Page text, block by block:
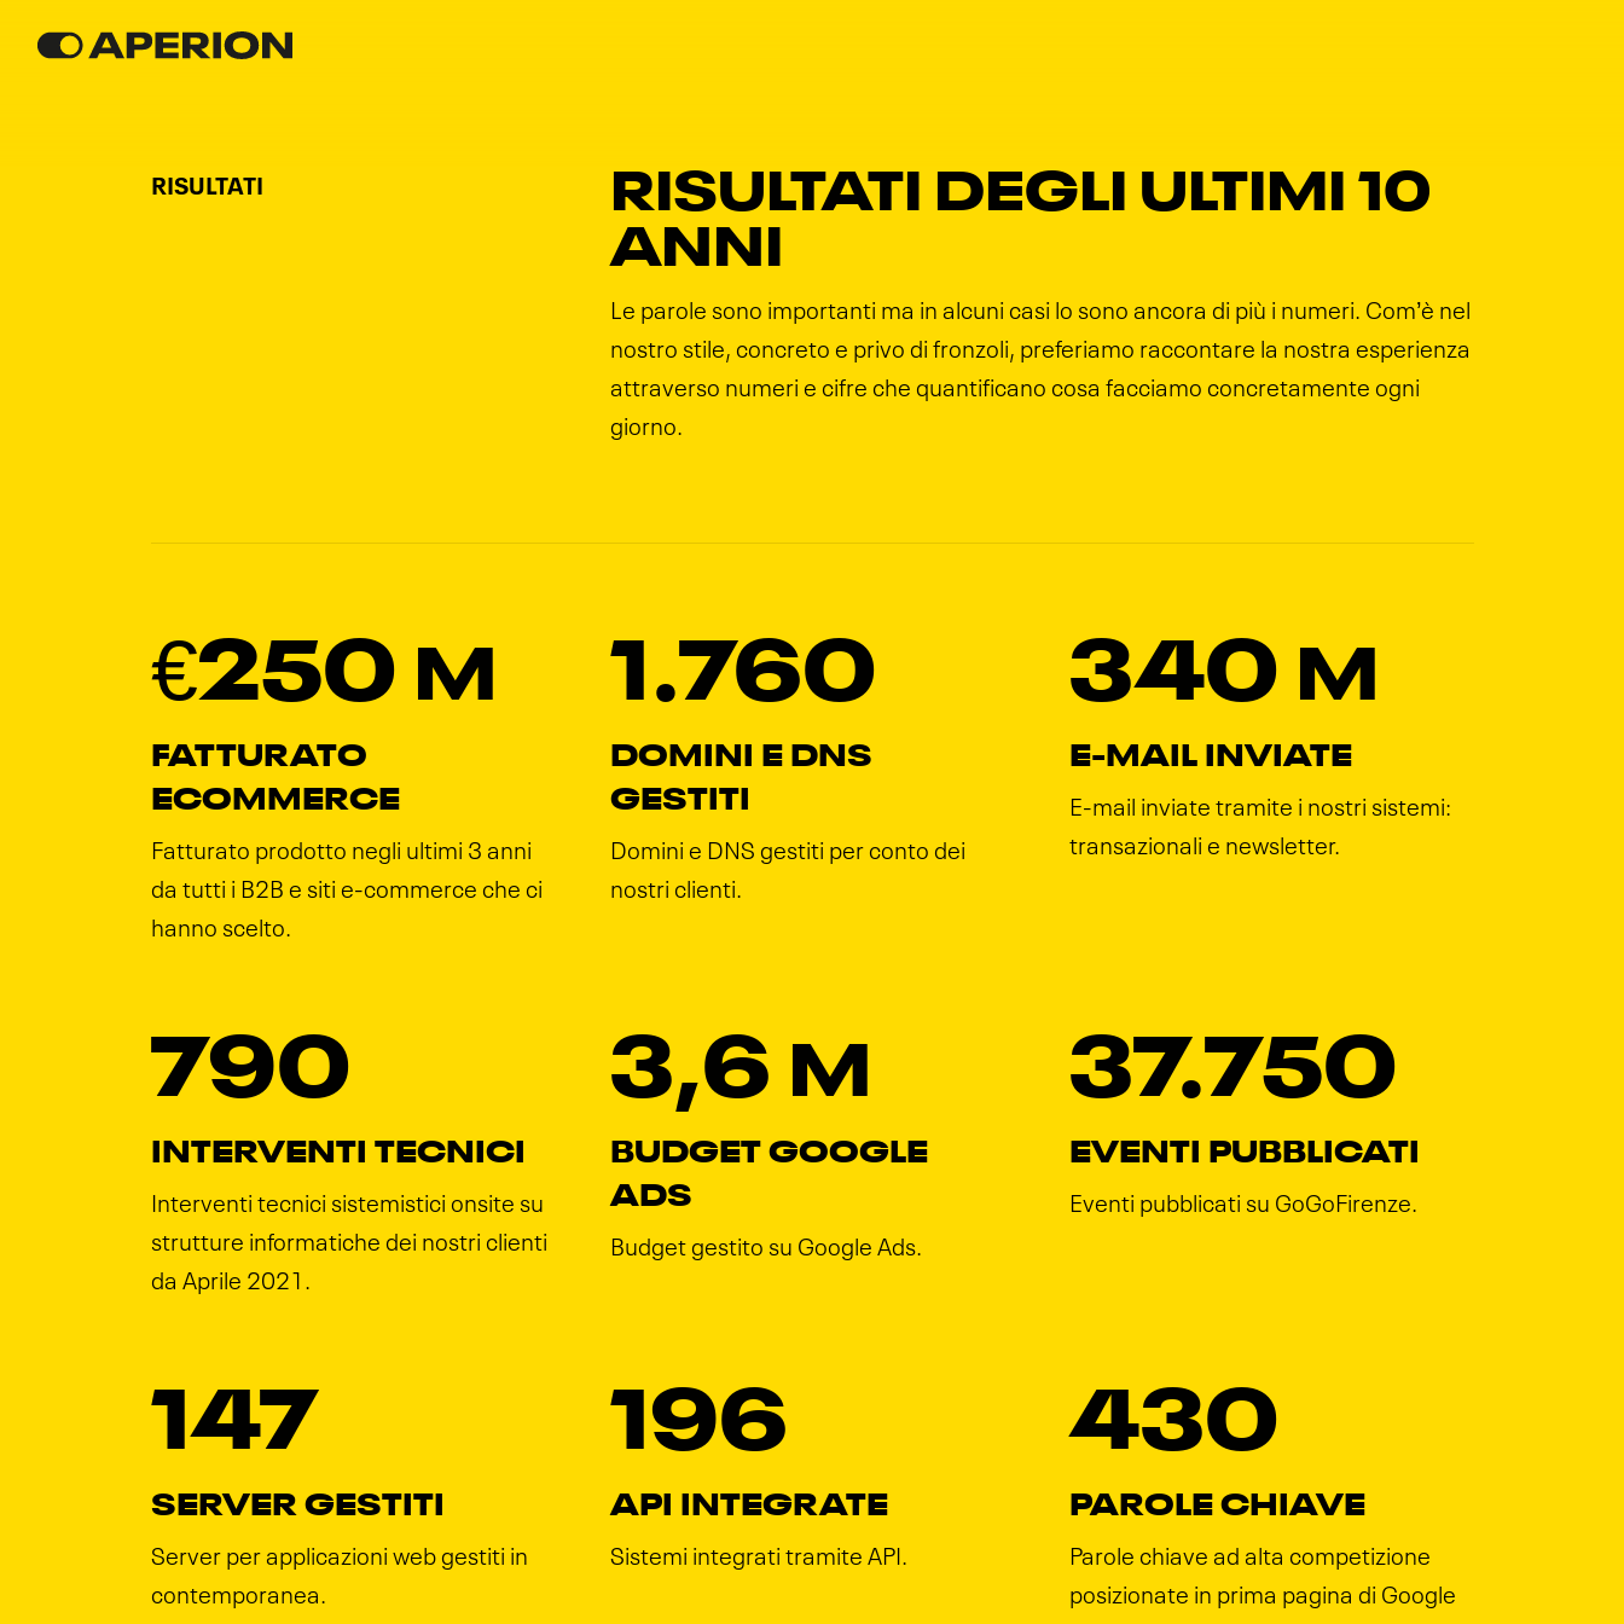
RISULTATI
RISULTATI DEGLI ULTIMI 10
ANNI
Le parole sono importanti ma in alcuni casi lo sono ancora di più i numeri. Com’è nel
nostro stile, concreto e privo di fronzoli, preferiamo raccontare la nostra esperienza
attraverso numeri e cifre che quantificano cosa facciamo concretamente ogni
giorno.
€250 M
FATTURATO
ECOMMERCE
Fatturato prodotto negli ultimi 3 anni
da tutti i B2B e siti e-commerce che ci
hanno scelto.
1.760
DOMINI E DNS
GESTITI
Domini e DNS gestiti per conto dei
nostri clienti.
340 M
E-MAIL INVIATE
E-mail inviate tramite i nostri sistemi:
transazionali e newsletter.
790
INTERVENTI TECNICI
Interventi tecnici sistemistici onsite su
strutture informatiche dei nostri clienti
da Aprile 2021.
3,6 M
BUDGET GOOGLE
ADS
Budget gestito su Google Ads.
37.750
EVENTI PUBBLICATI
Eventi pubblicati su GoGoFirenze.
147
SERVER GESTITI
Server per applicazioni web gestiti in
contemporanea.
196
API INTEGRATE
Sistemi integrati tramite API.
430
PAROLE CHIAVE
Parole chiave ad alta competizione
posizionate in prima pagina di Google